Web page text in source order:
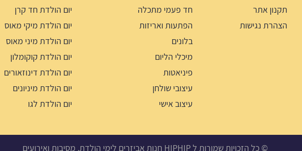
תקנון אתר
הצהרת נגישות
חד פעמי מתכלה
הפתעות ואריזות
בלונים
מיכלי הליום
פיניאטות
עיצובי שולחן
עיצוב אישי
יום הולדת חד קרן
יום הולדת מיקי מאוס
יום הולדת מיני מאוס
יום הולדת קוקומלון
יום הולדת דינוזאורים
יום הולדת מיניונים
יום הולדת לגו
© כל הזכויות שמורות ל HIPHIP חנות אביזרים לימי הולדת, מסיבות ואירועים